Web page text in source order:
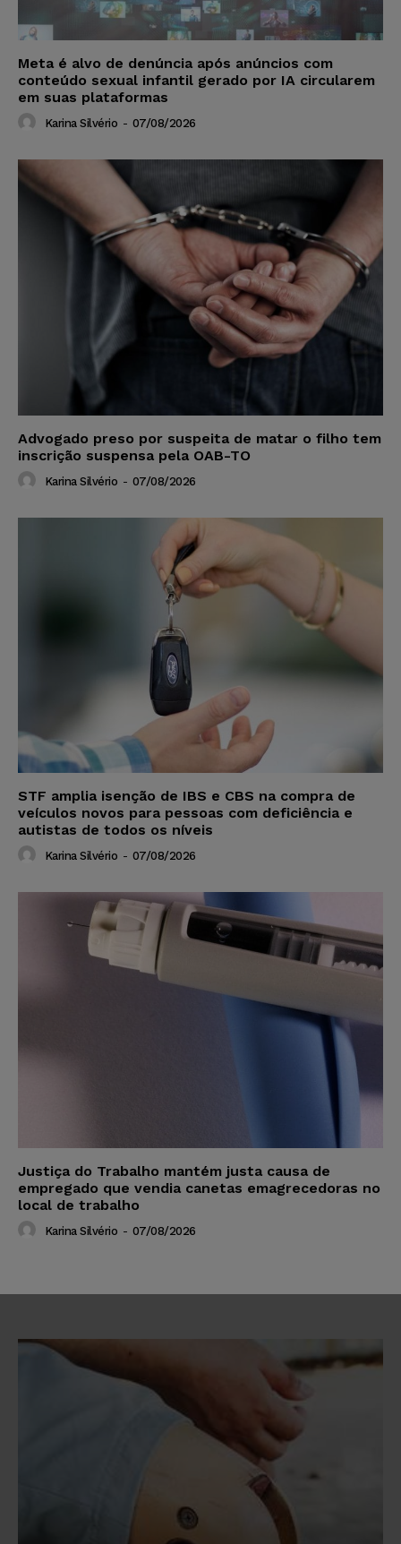
Meta é alvo de denúncia após anúncios com
conteúdo sexual infantil gerado por IA circularem
em suas plataformas
Karina Silvério - 07/08/2026
Advogado preso por suspeita de matar o filho tem
inscrição suspensa pela OAB-TO
Karina Silvério - 07/08/2026
STF amplia isenção de IBS e CBS na compra de
veículos novos para pessoas com deficiência e
autistas de todos os níveis
Karina Silvério - 07/08/2026
Justiça do Trabalho mantém justa causa de
empregado que vendia canetas emagrecedoras no
local de trabalho
Karina Silvério - 07/08/2026